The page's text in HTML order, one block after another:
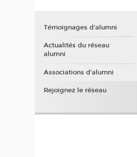
Témoignages d'alumni
Actualités du réseau
alumni
Associations d'alumni
Rejoignez le réseau